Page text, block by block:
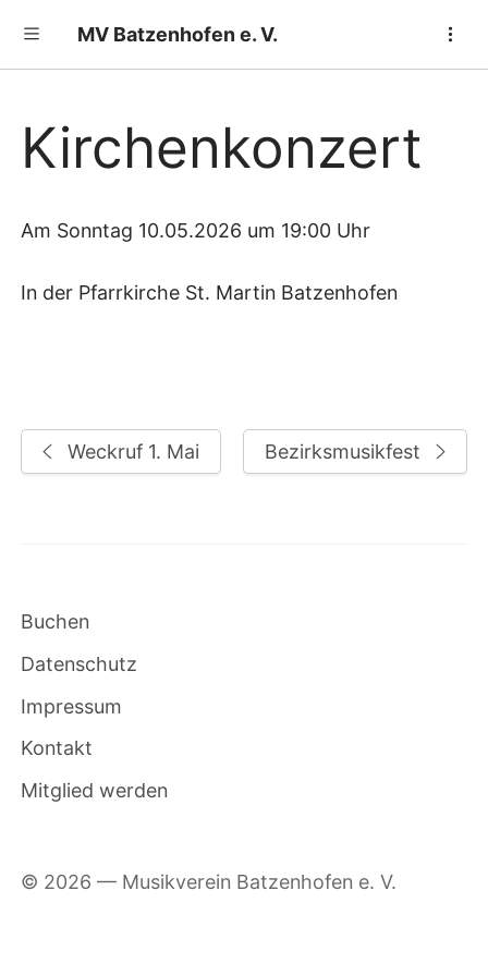
Toggle sidebar
MV Batzenhofen e. V.
Kirchenkonzert
Am Sonntag 10.05.2026 um 19:00 Uhr
In der Pfarrkirche St. Martin Batzenhofen
Weckruf 1. Mai Bezirksmusikfest
Buchen
Datenschutz
Impressum
Kontakt
Mitglied werden
© 2026 — Musikverein Batzenhofen e. V.